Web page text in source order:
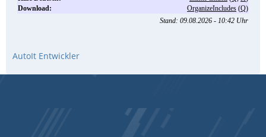
AutoIt Entwickler